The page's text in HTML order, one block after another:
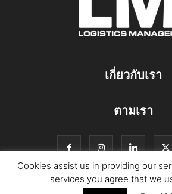
เกี่ยวกับเรา
ตามเรา
Cookies assist us in providing our
services you agree that we